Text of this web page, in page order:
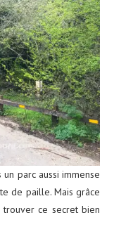
parc aussi immense
de paille. Mais grâce
trouver ce secret bien